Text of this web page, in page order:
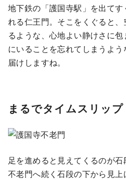
地下鉄の「護国寺駅」を出て
れる仁王門。そこをくぐると
るような、心地よい静けさに
にいることを忘れてしまうよ
届けしますね。
まるでタイムスリッ
足を進めると見えてくるのが石
不老門へ続く石段の下から見